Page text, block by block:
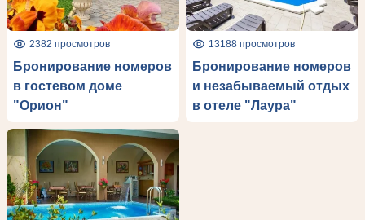
2382 просмотров
Бронирование номеров
в гостевом доме
"Орион"
13188 просмотров
Бронирование номеров
и незабываемый отдых
в отеле "Лаура"